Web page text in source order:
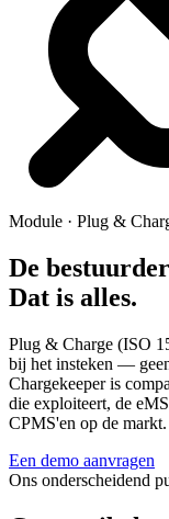
Module · Plug &
De
Dat is alles.
Plug & Charge (ISO
bij het insteken —
Chargekeeper is
die exploiteert, de
CPMS'en op de markt.
Een demo aanvragen
Ons onderscheidend